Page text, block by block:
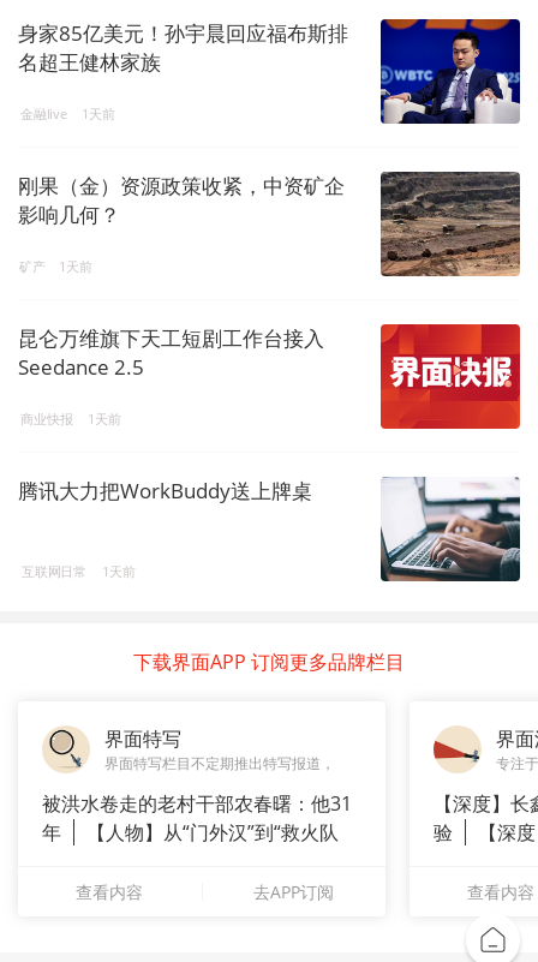
身家85亿美元！孙宇晨回应福布斯排
名超王健林家族
金融live 1天前
刚果（金）资源政策收紧，中资矿企
影响几何？
矿产 1天前
昆仑万维旗下天工短剧工作台接入
Seedance 2.5
商业快报 1天前
腾讯大力把WorkBuddy送上牌桌
互联网日常 1天前
下载界面APP 订阅更多品牌栏目
界面特写
界面特写栏目不定期推出特写报道，
被洪水卷走的老村干部农春曙：他31
年
【人物】从“门外汉”到“救火队
查看内容 去APP订阅
界
专注
【深度】
验
【深
查看内容